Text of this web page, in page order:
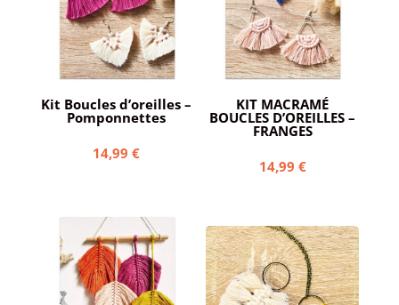
Kit Boucles d’oreilles –
Pomponnettes
14,99€
KIT MACRAMÉ
BOUCLES D’OREILLES –
FRANGES
14,99 €